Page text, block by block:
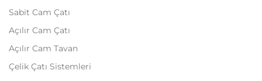
Sabit Cam Çatı
Açılır Cam Çatı
Açılır Cam Tavan
Çelik Çatı Sistemleri